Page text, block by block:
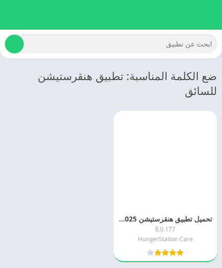
ضع الكلمة المناسبة: تطبيق هنقرستيشن
للسائق
تحميل تطبيق هنقرستيشن 2025 HungerStation اخر اصدار مجانا
8.0.177
HungerStation Care